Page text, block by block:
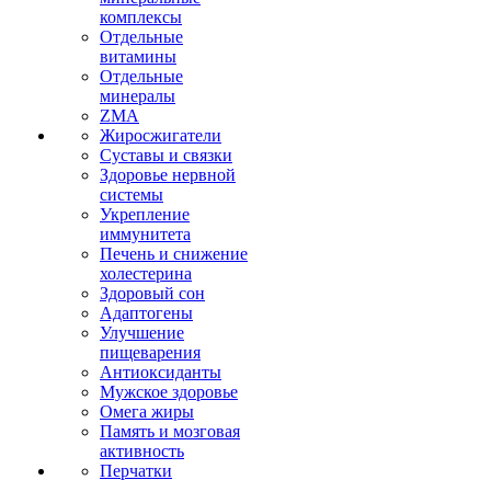
комплексы
Отдельные
витамины
Отдельные
минералы
ZMA
Жиросжигатели
Суставы и связки
Здоровье нервной
системы
Укрепление
иммунитета
Печень и снижение
холестерина
Здоровый сон
Адаптогены
Улучшение
пищеварения
Антиоксиданты
Мужское здоровье
Омега жиры
Память и мозговая
активность
Перчатки